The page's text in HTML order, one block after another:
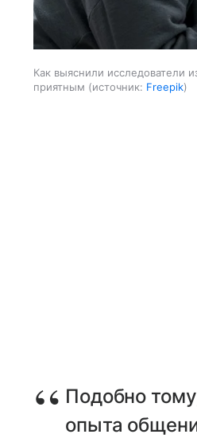
Как выяснили исследователи
приятным
источник: Freepik
Подобно
опыта